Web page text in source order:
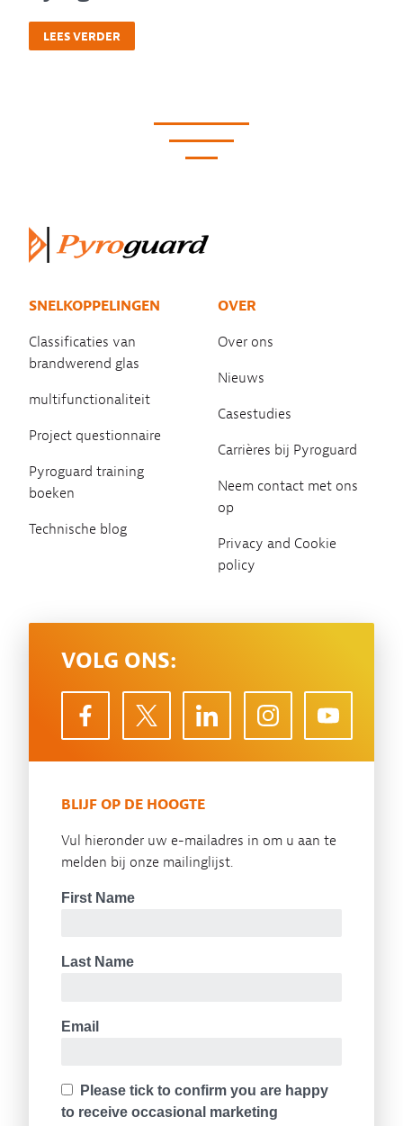
LEES VERDER
SNELKOPPELINGEN
Classificaties van
brandwerend glas
multifunctionaliteit
Project questionnaire
Pyroguard training
boeken
Technische blog
OVER
Over ons
Nieuws
Casestudies
Carrières bij Pyroguard
Neem contact met ons
op
Privacy and Cookie
policy
VOLG ONS:
BLIJF OP DE HOOGTE
Vul hieronder uw e-mailadres in om u aan te
melden bij onze mailinglijst.